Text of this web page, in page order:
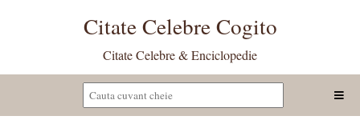
Citate Celebre Cogito
Citate Celebre & Enciclopedie